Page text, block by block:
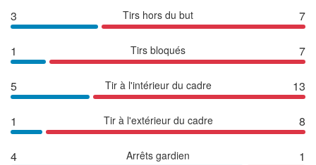
3 Tirs hors du but 7
1 Tirs bloqués 7
5 Tir à l'intérieur du cadre 13
1 Tir à l'extérieur du cadre 8
4 Arrêts gardien 1